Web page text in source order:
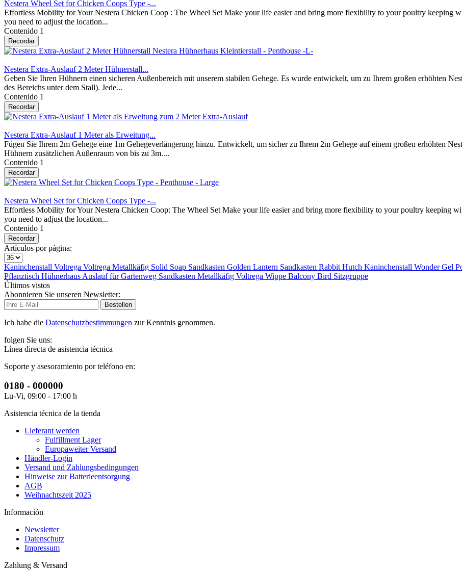
Nestera Wheel Set for Chicken Coops Type -...
Effortless Mobility for Your Nestera Chicken Coop : The Wheel Set Make your life easier and bring more flexibility to your poultry keeping
you need to adjust the location...
Contenido 1
Recordar
Nestera Extra-Auslauf 2 Meter Hühnerstall...
Geben Sie Ihren Hühnern einen sicheren Außenbereich mit unserem stabilen Gehege. Es wurde entwickelt, um zu Ihrem großen erhöhten
des Bereichs unter dem Stall). Jede...
Contenido 1
Recordar
Nestera Extra-Auslauf 1 Meter als Erweitung...
Fügen Sie Ihrem 2m Gehege eine 1m Gehegeverlängerung hinzu. Entwickelt, um sicher zu Ihrem 2m Gehege auf einem großen erhöhten
Hühnern zusätzlichen Außenraum von bis zu 3m....
Contenido 1
Recordar
Nestera Wheel Set for Chicken Coops Type -...
Effortless Mobility for Your Nestera Chicken Coop: The Wheel Set Make your life easier and bring more flexibility to your poultry keeping
you need to adjust the location...
Contenido 1
Recordar
Artículos por página:
Kaninchenstall Voltrega Voltrega Metallkäfig Solid Soap Sandkasten Golden Lantern Sandkasten Rabbit Hutch Kaninchenstall Wonder Gel
Pflanztisch Hühnerhaus Auslauf fürGartenweg Sandkasten Metallkäfig Voltrega Wippe Balcony Bird Sitzgruppe
Últimos vistos
Abonnieren Sie unseren Newsletter:
Bestellen
Ich habe die Datenschutzbestimmungen zur Kenntnis genommen.
folgen Sie uns:
Línea directa de asistencia técnica
Soporte y asesoramiento por teléfono en:
0180 - 000000
Lu-Vi, 09:00 - 17:00 h
Asistencia técnica de la tienda
Lieferant werden
Fulfillment Lager
Europaweiter Versand
Händler-Login
Versand und Zahlungsbedingungen
Hinweise zur Batterieentsorgung
AGB
Weihnachtszeit 2025
Información
Newsletter
Datenschutz
Impressum
Zahlung & Versand